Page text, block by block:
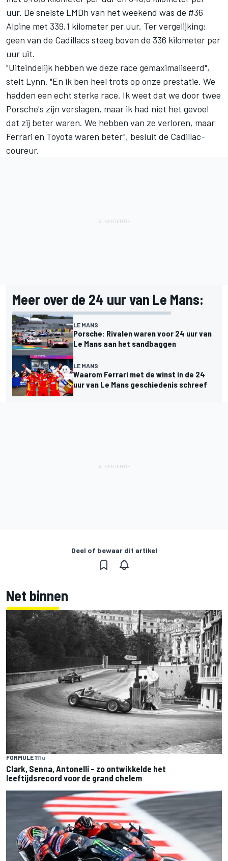
uur. De snelste LMDh van het weekend was de #36
Alpine met 339,1 kilometer per uur. Ter vergelijking:
geen van de Cadillacs steeg boven de 336 kilometer per
uur uit.
"Uiteindelijk hebben we deze race gemaximaliseerd",
stelt Lynn. "En ik ben heel trots op onze prestatie. We
hadden een echt sterke race. Ik weet dat we door twee
Porsche's zijn verslagen, maar ik had niet het gevoel
dat zij beter waren. We hebben van ze verloren, maar
Ferrari en Toyota waren beter", besluit de Cadillac-
coureur.
Meer over de 24 uur van Le Mans:
LE MANS
Porsche: Rivalen waren voor 24 uur van
Le Mans aan het sandbaggen
LE MANS
Waarom Ferrari met de winst in de 24
uur van Le Mans geschiedenis schreef
Deel of bewaar dit artikel
Net binnen
FORMULE 111 u
Clark, Senna, Antonelli – zo ontwikkelde het
leeftijdsrecord voor de grand chelem